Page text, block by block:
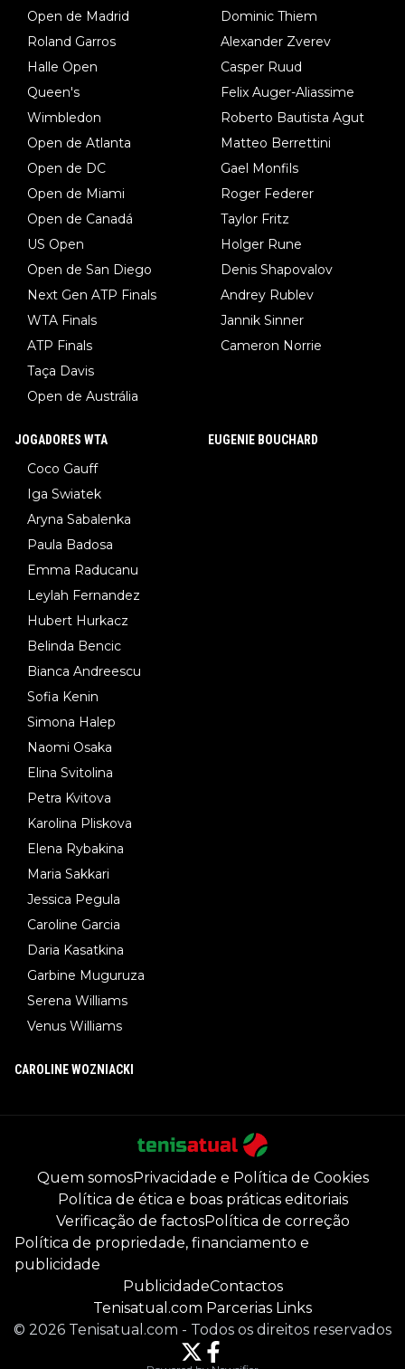
Open de Madrid
Roland Garros
Halle Open
Queen's
Wimbledon
Open de Atlanta
Open de DC
Open de Miami
Open de Canadá
US Open
Open de San Diego
Next Gen ATP Finals
WTA Finals
ATP Finals
Taça Davis
Open de Austrália
Dominic Thiem
Alexander Zverev
Casper Ruud
Felix Auger-Aliassime
Roberto Bautista Agut
Matteo Berrettini
Gael Monfils
Roger Federer
Taylor Fritz
Holger Rune
Denis Shapovalov
Andrey Rublev
Jannik Sinner
Cameron Norrie
JOGADORES WTA
Coco Gauff
Iga Swiatek
Aryna Sabalenka
Paula Badosa
Emma Raducanu
Leylah Fernandez
Hubert Hurkacz
Belinda Bencic
Bianca Andreescu
Sofia Kenin
Simona Halep
Naomi Osaka
Elina Svitolina
Petra Kvitova
Karolina Pliskova
Elena Rybakina
Maria Sakkari
Jessica Pegula
Caroline Garcia
Daria Kasatkina
Garbine Muguruza
Serena Williams
Venus Williams
EUGENIE BOUCHARD
CAROLINE WOZNIACKI
Quem somosPrivacidade e Política de Cookies
Política de ética e boas práticas editoriais
Verificação de factosPolítica de correção
Política de propriedade, financiamento e
publicidade
PublicidadeContactos
Tenisatual.com Parcerias Links
© 2026 Tenisatual.com - Todos os direitos reservados